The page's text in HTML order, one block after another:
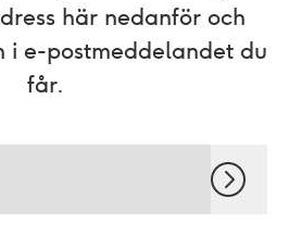
här nedanför och
i e-postmeddelandet du
får.